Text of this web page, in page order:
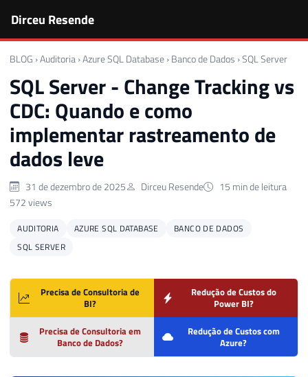
Dirceu Resende
BLOG ›Auditoria ›Azure SQL Database › Banco de Dados ›SQL Server
SQL Server - Change Tracking vs
CDC: Quando e como
implementar rastreamento de
dados leve
31 de dezembro de 2025 Dirceu Resende
15 min de leitura
572 views
AUDITORIA AZURE SQL DATABASE
BANCO DE DADOS
SQL SERVER
Precisa de Consultoria de
BI?
Redução de Custos do
Power BI?
Precisa de Consultoria em
Banco de Dados?
Redução de Custos com
Azure?